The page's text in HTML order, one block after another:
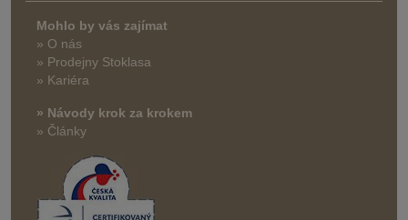
Mohlo by vás zajímat
» O nás
» Prodejny Stoklasa
» Kariéra
» Návody krok za krokem
» Články